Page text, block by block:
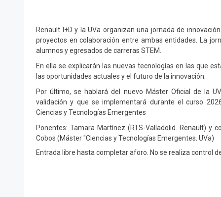
Renault I+D y la UVa organizan una jornada de
proyectos en colaboración entre ambas entidades. La
alumnos y egresados de carreras STEM.
En ella se explicarán las nuevas tecnologías en las que
las oportunidades actuales y el futuro de la innovación.
Por último, se hablará del nuevo Máster Oficial de la
validación y que se implementará durante el curso
Ciencias y Tecnologías Emergentes
Ponentes: Tamara Martínez (RTS-Valladolid. Renault) y
Cobos (Máster "Ciencias y Tecnologías Emergentes. UVa)
Entrada libre hasta completar aforo. No se realiza control